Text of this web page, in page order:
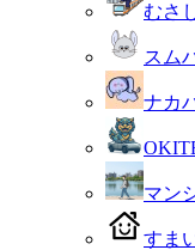
むさ
スム
ナカ
マン
すま